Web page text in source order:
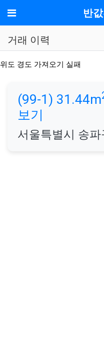
메뉴 반
거래 이력
위도 경도 가져오기 실패
(99-1) 31.44m
보기
서울특별시 송